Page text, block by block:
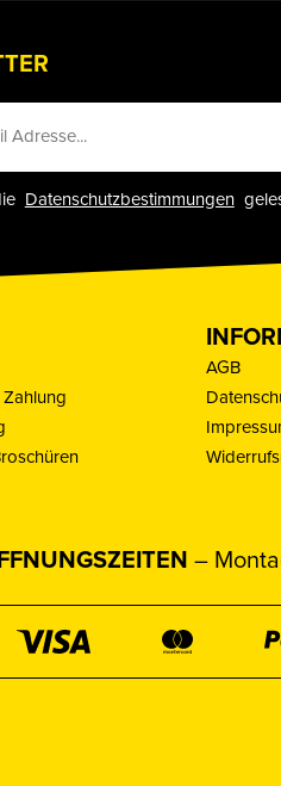
Datenschutzbestimmungen
AGB
–